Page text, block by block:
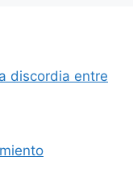
discordia entre